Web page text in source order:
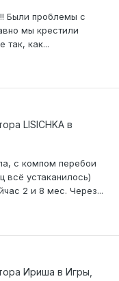
проблемы с
мы крестили
так, как...
LISICHKA в
с компом перебои
всё устаканилось)
2 и 8 мес. Через...
Ириша в Игры,